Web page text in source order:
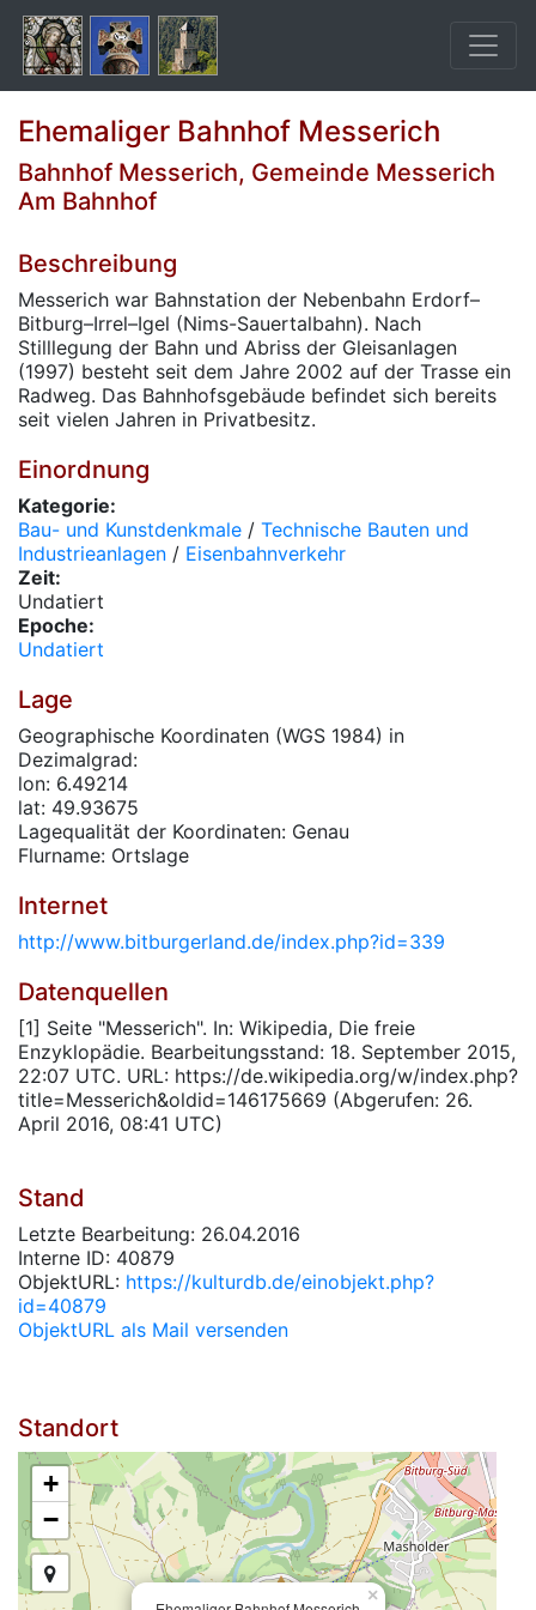
Ehemaliger Bahnhof Messerich
Bahnhof Messerich, Gemeinde Messerich
Am Bahnhof
Beschreibung
Messerich war Bahnstation der Nebenbahn Erdorf–
Bitburg–Irrel–Igel (Nims-Sauertalbahn). Nach
Stilllegung der Bahn und Abriss der Gleisanlagen
(1997) besteht seit dem Jahre 2002 auf der Trasse ein
Radweg. Das Bahnhofsgebäude befindet sich bereits
seit vielen Jahren in Privatbesitz.
Einordnung
Kategorie:
Bau- und Kunstdenkmale / Technische Bauten und
Industrieanlagen / Eisenbahnverkehr
Zeit:
Undatiert
Epoche:
Undatiert
Lage
Geographische Koordinaten (WGS 1984) in
Dezimalgrad:
lon: 6.49214
lat: 49.93675
Lagequalität der Koordinaten: Genau
Flurname: Ortslage
Internet
http://www.bitburgerland.de/index.php?id=339
Datenquellen
[1] Seite "Messerich". In: Wikipedia, Die freie
Enzyklopädie. Bearbeitungsstand: 18. September 2015,
22:07 UTC. URL: https://de.wikipedia.org/w/index.php?
title=Messerich&oldid=146175669 (Abgerufen: 26.
April 2016, 08:41 UTC)
Stand
Letzte Bearbeitung: 26.04.2016
Interne ID: 40879
ObjektURL: https://kulturdb.de/einobjekt.php?
id=40879
ObjektURL als Mail versenden
Standort
×
+
−